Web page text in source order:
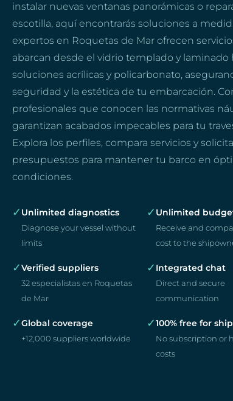
instalar nuevas ventanas panorámicas o
escotilla, aquí encontrarás soluciones a
expertos en Roquetas de Mar ofrecen
abarcan desde el vidrio templado y laminado
soluciones acrílicas y policarbonato,
seguridad y la estética de tu embarcación.
profesionales que conocen las normativas
garantizan acabados impecables para tu
Explora los perfiles, compara servicios y solicita
presupuestos para mantener tu barco en
condiciones.
✓ Unlimited diagnostics
Diagnose your vessel without
limits
✓ Unlimited
Receive and
cost to the
✓Verified suppliers
32 especialistas en Roquetas
de Mar
✓ Integrated chat
Direct and secure
communication
✓Global coverage
+12,000 suppliers worldwide
✓100% free for
No subscription or
costs